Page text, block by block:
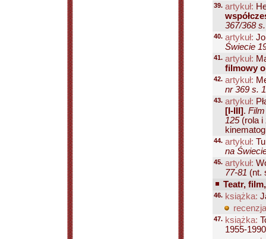
39. artykuł:
367/368
40. artykuł:
Świecie
41. artykuł:
filmowy
42. artykuł:
nr 369 s.
43. artykuł:
[I-III].
125(rola i
44. artykuł:
na
45. artykuł:
77-81 (nt.
Teatr,
46. książka:
47. książka:
1955-1990